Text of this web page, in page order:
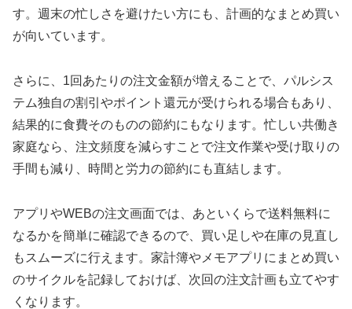
す。週末の忙しさを避けたい方にも、計画的なまとめ買い
が向いています。
さらに、1回あたりの注文金額が増えることで、パルシス
テム独自の割引やポイント還元が受けられる場合もあり、
結果的に食費そのものの節約にもなります。忙しい共働き
家庭なら、注文頻度を減らすことで注文作業や受け取りの
手間も減り、時間と労力の節約にも直結します。
アプリやWEBの注文画面では、あといくらで送料無料に
なるかを簡単に確認できるので、買い足しや在庫の見直し
もスムーズに行えます。家計簿やメモアプリにまとめ買い
のサイクルを記録しておけば、次回の注文計画も立てやす
くなります。